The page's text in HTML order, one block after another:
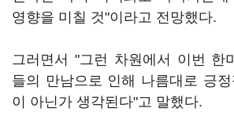
영향을 미칠 것"이라고 전망했다.
그러면서 "그런 차원에서 이번 한
들의 만남으로 인해 나름대로 긍
이 아닌가 생각된다"고 말했다.